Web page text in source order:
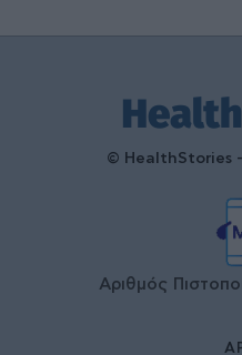
© HealthStories
Αριθμός